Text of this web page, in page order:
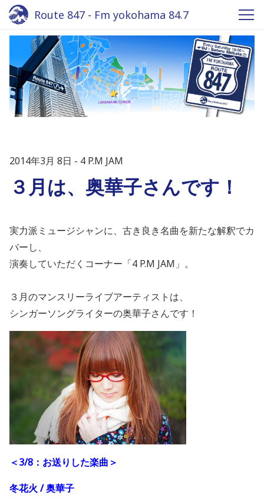
Route 847 - Fm yokohama 84.7
2014年3月 8日 4 P.M JAM
３月は、奥華子さんです！
実力派ミュージシャンに、古き良き名曲を新たな解釈でカ
バーし、
演奏していただくコーナー「4 P.M JAM」。
３月のマンスリーライブアーティストは、
シンガーソングライターの奥華子さんです！
＜3/8：お送りした楽曲＞
冬花火 / 奥華子